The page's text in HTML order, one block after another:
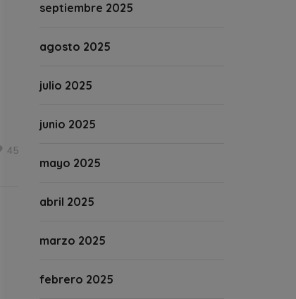
45
septiembre 2025
agosto 2025
julio 2025
junio 2025
mayo 2025
abril 2025
marzo 2025
febrero 2025